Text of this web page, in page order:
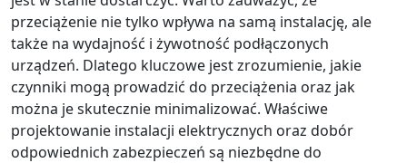
przeciążenie nie tylko wpływa na samą instalację, ale
także na wydajność i żywotność podłączonych
urządzeń. Dlatego kluczowe jest zrozumienie, jakie
czynniki mogą prowadzić do przeciążenia oraz jak
można je skutecznie minimalizować. Właściwe
projektowanie instalacji elektrycznych oraz dobór
odpowiednich zabezpieczeń są niezbędne do